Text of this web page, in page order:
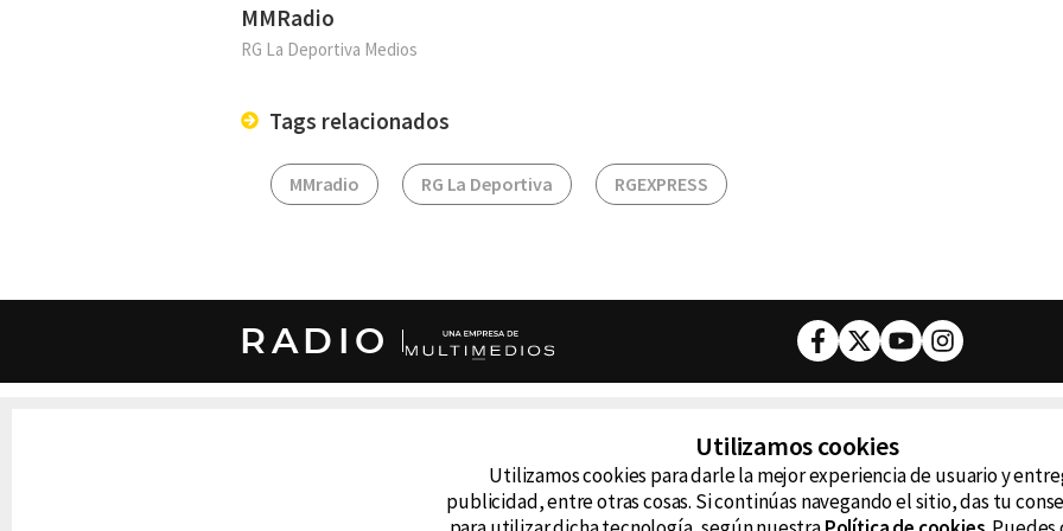
MMRadio
RG La Deportiva Medios
Tags relacionados
MMradio RG La Deportiva RGEXPRESS
RADIO Facebook
TwitterYoutubeInstagram
cualquier medio electrónico o magnético.
D99
Utilizamos cookies
Utilizamos cookies para darle la mejor experiencia de usuario y
publicidad, entre otras cosas. Si continúas navegando el sitio, das tu